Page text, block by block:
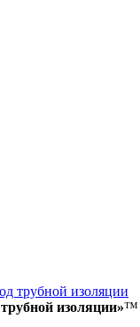
изоляции»™